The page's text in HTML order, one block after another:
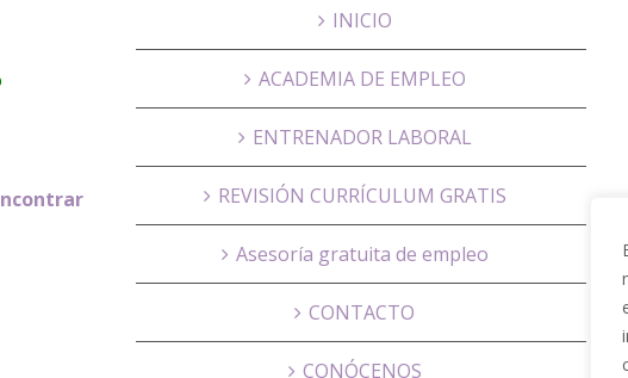
INICIO
ACADEMIA DE EMPLEO
ENTRENADOR LABORAL
REVISIÓN CURRÍCULUM GRATIS
Asesoría gratuita de empleo
CONTACTO
CONÓCENOS